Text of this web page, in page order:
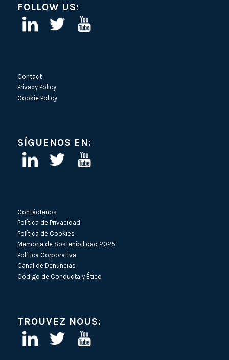
FOLLOW US:
Contact
Privacy Policy
Cookie Policy
SÍGUENOS EN:
Contáctenos
Política de Privacidad
Política de Cookies
Memoria de Sostenibilidad 2025
Política Corporativa
Canal de Denuncias
Código de Conducta y Ético
TROUVEZ NOUS: